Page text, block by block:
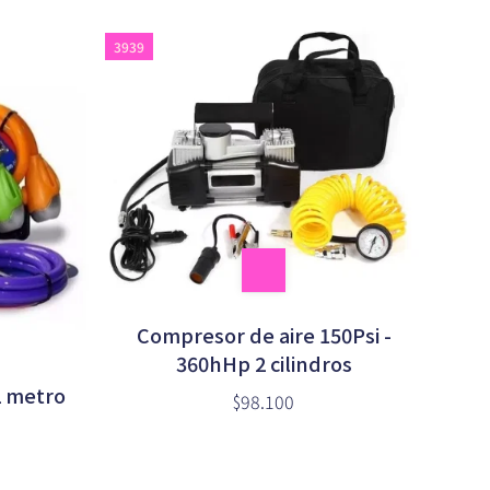
metro
3939
Compresor de aire 150Psi -
360hHp 2 cilindros
$98.100